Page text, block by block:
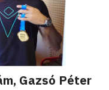
Gazsó Péter